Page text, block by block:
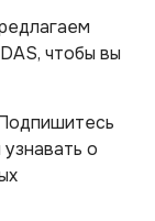
чтобы вы
о